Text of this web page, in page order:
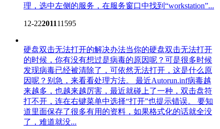
理，选中左侧的服务，在服务窗口中找到“workstation”...
12-22201111595
硬盘双击无法打开的解决办法当你的硬盘双击无法打开
的时候，你有没有想过是病毒的原因呢？可是很多时候
发现病毒已经被清除了，可依然无法打开，这是什么原
因呢？别急，来看看处理方法。 最近Autorun.inf病毒越
来越多，也越来越厉害，最近就碰上了一种，双击盘符
打不开，连在右键菜单中选择“打开”也提示错误。 要知
道里面保存了很多有用的资料，如果格式化的话就全没
了，难道就没...